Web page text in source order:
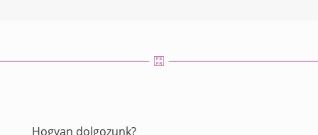
Hogyan dolgozunk?